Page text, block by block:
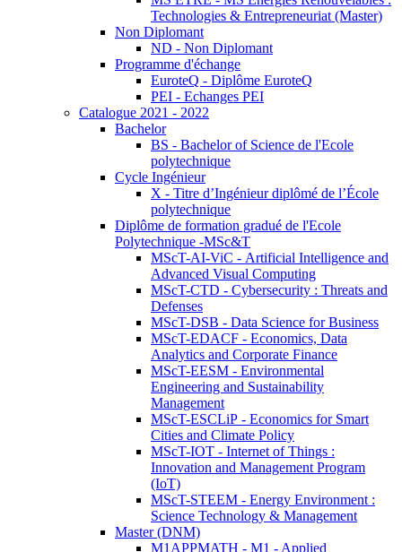
Technologies & Entrepreneuriat (Master)
Non Diplomant
ND - Non Diplomant
Programme d'échange
EuroteQ - Diplôme EuroteQ
PEI - Echanges PEI
Catalogue 2021 - 2022
Bachelor
BS - Bachelor of Science de l'Ecole
polytechnique
Cycle Ingénieur
X - Titre d’Ingénieur diplômé de l’École
polytechnique
Diplôme de formation gradué de l'Ecole
Polytechnique -MSc&T
MScT-AI-ViC - Artificial Intelligence and
Advanced Visual Computing
MScT-CTD - Cybersecurity : Threats and
Defenses
MScT-DSB - Data Science for Business
MScT-EDACF - Economics, Data
Analytics and Corporate Finance
MScT-EESM - Environmental
Engineering and Sustainability
Management
MScT-ESCLiP - Economics for Smart
Cities and Climate Policy
MScT-IOT - Internet of Things :
Innovation and Management Program
(IoT)
MScT-STEEM - Energy Environment :
Science Technology & Management
Master (DNM)
M1APPMATH - M1 - Applied